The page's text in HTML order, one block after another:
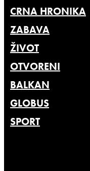
CRNA HRONIKA
ZABAVA
ŽIVOT
OTVORENI
BALKAN
GLOBUS
SPORT